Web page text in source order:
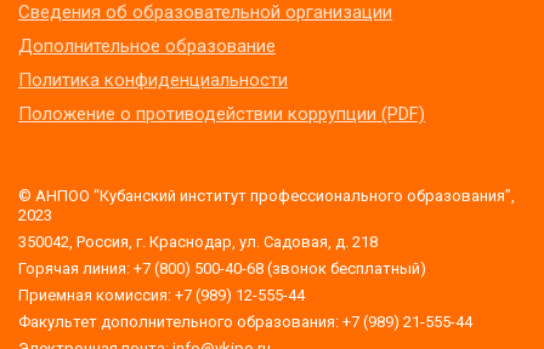
Сведения об образовательной организации
Дополнительное образование
Политика конфиденциальности
Положение о противодействии коррупции (PDF)
© АНПОО “Кубанский институт профессионального образования”,
2023
350042, Россия, г. Краснодар, ул. Садовая, д. 218
Горячая линия: +7 (800) 500-40-68 (звонок бесплатный)
Приемная комиссия: +7 (989) 12-555-44
Факультет дополнительного образования: +7 (989) 21-555-44